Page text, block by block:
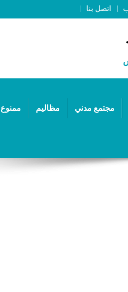
اتصل بنا
مجتمع مدني مظاليم ممنوع